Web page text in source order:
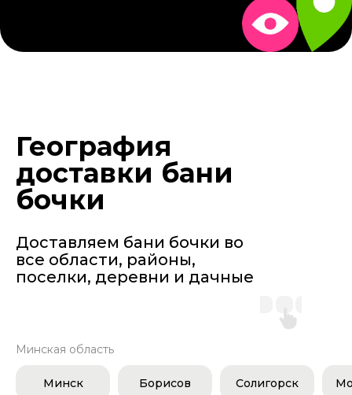
География
доставки бани
бочки
Доставляем бани бочки во
все области, районы,
поселки, деревни и дачные
Минская область
Минск Борисов Солигорск